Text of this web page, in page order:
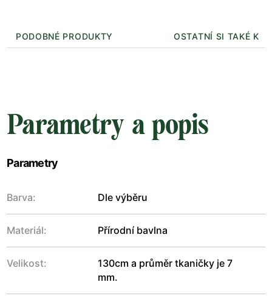
PODOBNÉ PRODUKTY OSTATNÍ SI TAKÉ
Parametry a popis
Parametry
Barva: Dle výběru
Materiál: Přírodní bavlna
Velikost:
130cm a průměr tkaničky je 7
mm.